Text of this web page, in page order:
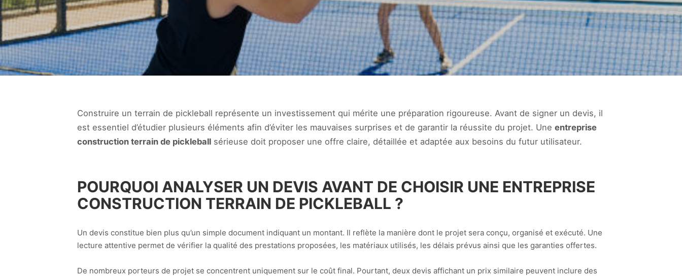
Construire un terrain de pickleball représente un investissement qui mérite une préparation rigoureuse. Avant de signer un devis, il
est essentiel d’étudier plusieurs éléments afin d’éviter les mauvaises surprises et de garantir la réussite du projet. Une entreprise
construction terrain de pickleball sérieuse doit proposer une offre claire, détaillée et adaptée aux besoins du futur utilisateur.
POURQUOI ANALYSER UN DEVIS AVANT DE CHOISIR UNE ENTREPRISE
CONSTRUCTION TERRAIN DE PICKLEBALL ?
Un devis constitue bien plus qu’un simple document indiquant un montant. Il reflète la manière dont le projet sera conçu, organisé et exécuté. Une
lecture attentive permet de vérifier la qualité des prestations proposées, les matériaux utilisés, les délais prévus ainsi que les garanties offertes.
De nombreux porteurs de projet se concentrent uniquement sur le coût final. Pourtant, deux devis affichant un prix similaire peuvent inclure des